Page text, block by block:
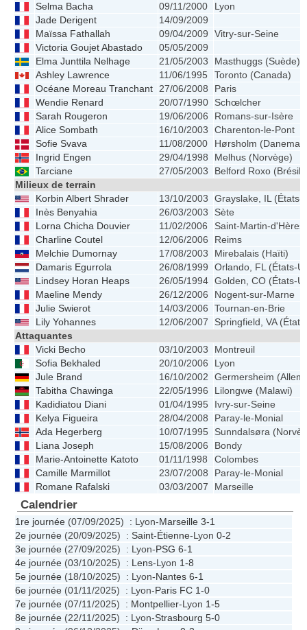
Selma Bacha
09/11/2000
Lyon
Jade Derigent
14/09/2009
Maïssa Fathallah
09/04/2009
Vitry-sur-Seine
Victoria Goujet Abastado
05/05/2009
Elma Junttila Nelhage
21/05/2003
Masthuggs (Suède)
Ashley Lawrence
11/06/1995
Toronto (Canada)
Océane Moreau Tranchant
27/06/2008
Paris
Wendie Renard
20/07/1990
Schœlcher
Sarah Rougeron
19/06/2006
Romans-sur-Isère
Alice Sombath
16/10/2003
Charenton-le-Pont
Sofie Svava
11/08/2000
Hørsholm
Ingrid Engen
29/04/1998
Melhus (Norvège)
Tarciane
27/05/2003
Belford Roxo (Brésil)
Milieux de terrain
Korbin Albert Shrader
13/10/2003
Grayslake, IL (États-
Inès Benyahia
26/03/2003
Sète
Lorna Chicha Douvier
11/02/2006
Saint-Martin-d'Hères
Charline Coutel
12/06/2006
Reims
Melchie Dumornay
17/08/2003
Mirebalais (Haïti)
Damaris Egurrola
26/08/1999
Orlando, FL (États-
Lindsey Horan Heaps
26/05/1994 Golden, CO (États-
Maeline Mendy
26/12/2006
Nogent-sur-Marne
Julie Swierot
14/03/2006
Tournan-en-Brie
Lily Yohannes
12/06/2007
Springfield, VA
Attaquantes
Vicki Becho
03/10/2003
Montreuil
Sofia Bekhaled
20/10/2006
Lyon
Jule Brand
16/10/2002
Germersheim
Tabitha Chawinga
22/05/1996
Lilongwe (Malawi)
Kadidiatou Diani
01/04/1995
Ivry-sur-Seine
Kelya Figueira
28/04/2008
Paray-le-Monial
Ada Hegerberg
10/07/1995
Sunndalsøra
Liana Joseph
15/08/2006
Bondy
Marie-Antoinette Katoto
01/11/1998
Colombes
Camille Marmillot
23/07/2008
Paray-le-Monial
Romane Rafalski
03/03/2007 Marseille
Calendrier
1re journée (07/09/2025) : Lyon-Marseille 3-1
2e journée (20/09/2025) : Saint-Étienne-Lyon 0-2
3e journée (27/09/2025) : Lyon-PSG 6-1
4e journée (03/10/2025) : Lens-Lyon 1-8
5e journée (18/10/2025) : Lyon-Nantes 6-1
6e journée (01/11/2025) : Lyon-Paris FC 1-0
7e journée (07/11/2025) : Montpellier-Lyon 1-5
8e journée (22/11/2025) : Lyon-Strasbourg 5-0